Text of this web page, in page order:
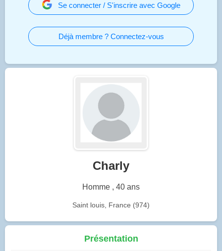
Se connecter / S'inscrire avec Google
Déjà membre ? Connectez-vous
Charly
Homme , 40 ans
Saint louis, France (974)
Présentation